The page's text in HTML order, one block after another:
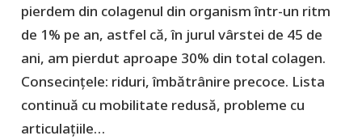
pierdem din colagenul din organism într-un ritm
de 1% pe an, astfel că, în jurul vârstei de 45 de
ani, am pierdut aproape 30% din total colagen.
Consecințele: riduri, îmbătrânire precoce. Lista
continuă cu mobilitate redusă, probleme cu
articulațiile…